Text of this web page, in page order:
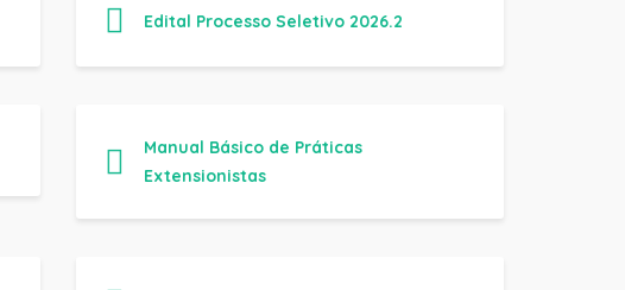
Edital Processo Seletivo 2026.2
Manual Básico de Práticas
Extensionistas